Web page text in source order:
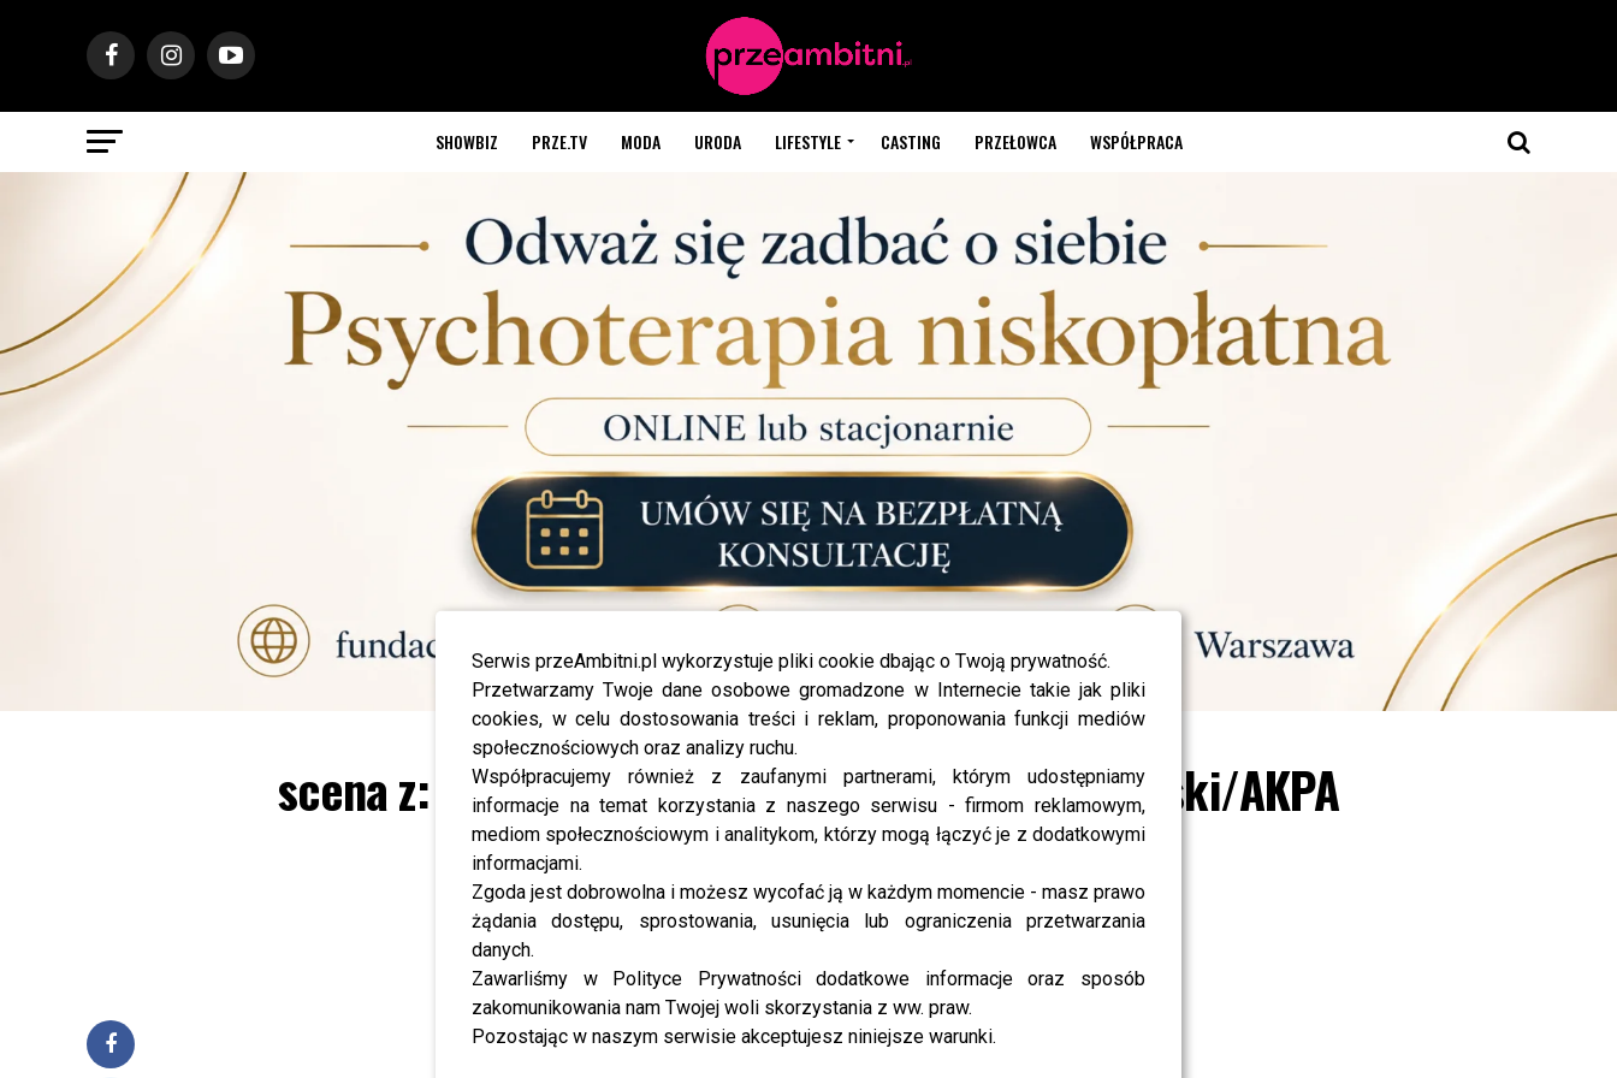
Serwis przeAmbitni.pl wykorzystuje pliki cookie dbając o Twoją prywatność.
Przetwarzamy Twoje dane osobowe gromadzone w Internecie takie jak pliki
cookies, w celu dostosowania treści i reklam, proponowania funkcji mediów
społecznościowych oraz analizy ruchu.
Współpracujemy również z zaufanymi partnerami, którym udostępniamy
informacje na temat korzystania z naszego serwisu - firmom reklamowym,
mediom społecznościowym i analitykom, którzy mogą łączyć je z dodatkowymi
informacjami.
Zgoda jest dobrowolna i możesz wycofać ją w każdym momencie - masz prawo
żądania dostępu, sprostowania, usunięcia lub ograniczenia przetwarzania
danych.
Zawarliśmy w Polityce Prywatności dodatkowe informacje oraz sposób
zakomunikowania nam Twojej woli skorzystania z ww. praw.
Pozostając w naszym serwisie akceptujesz niniejsze warunki.
SHOWBIZ PRZE.TV MODA URODA LIFESTYLE CASTING PRZEŁOWCA WSPÓŁPRACA
scena z: Iwona Węgrowska, fot. Jacek Kurnikowski/AKPA